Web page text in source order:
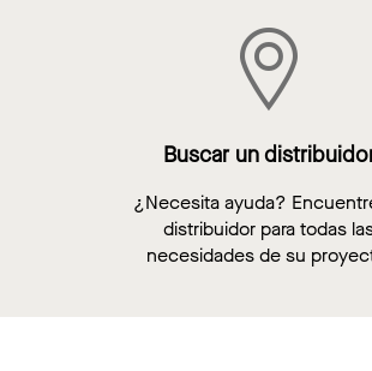
Buscar un
¿Necesita ayuda?
distribuidor para todas
necesidades de su